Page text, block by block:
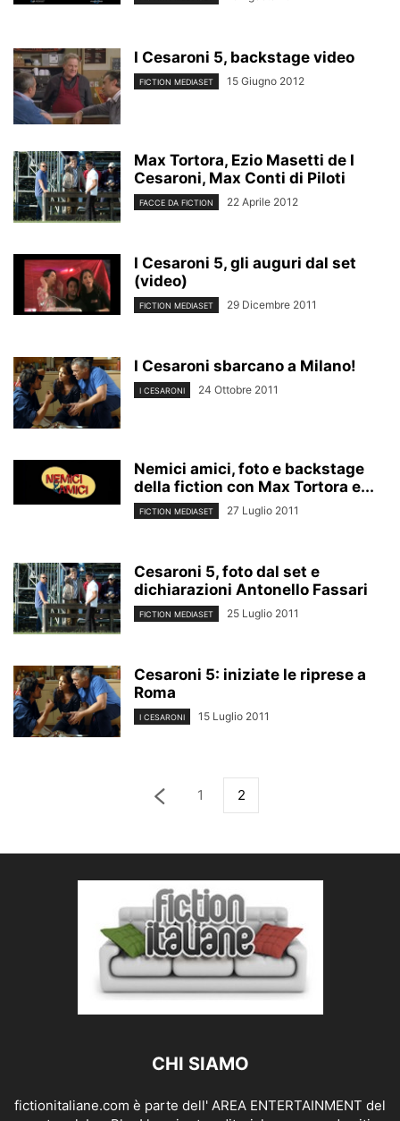
I Cesaroni 5, backstage video
FICTION MEDIASET 15 Giugno 2012
Max Tortora, Ezio Masetti de I
Cesaroni, Max Conti di Piloti
FACCE DA FICTION 22 Aprile 2012
I Cesaroni 5, gli auguri dal set
(video)
FICTION MEDIASET 29 Dicembre 2011
I Cesaroni sbarcano a Milano!
I CESARONI 24 Ottobre 2011
Nemici amici, foto e backstage
della fiction con Max Tortora e...
FICTION MEDIASET 27 Luglio 2011
Cesaroni 5, foto dal set e
dichiarazioni Antonello Fassari
FICTION MEDIASET 25 Luglio 2011
Cesaroni 5: iniziate le riprese a
Roma
I CESARONI 15 Luglio 2011
1 2
CHI SIAMO
fictionitaliane.com è parte dell' AREA ENTERTAINMENT del